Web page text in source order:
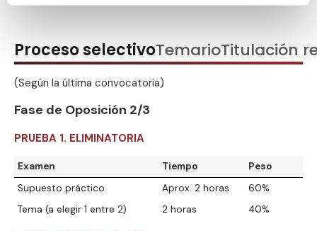
Proceso selectivoTemarioTitulación
(Según la última convocatoria)
Fase de Oposición 2/3
PRUEBA 1. ELIMINATORIA
Examen Tiempo
Peso
Supuesto práctico
Aprox. 2 horas
60%
Tema (a elegir 1 entre 2)
2 horas 40%